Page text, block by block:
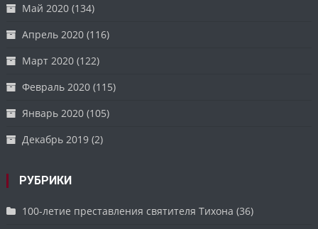
Май 2020 (134)
Апрель 2020 (116)
Март 2020 (122)
Февраль 2020 (115)
Январь 2020 (105)
Декабрь 2019 (2)
РУБРИКИ
100-летие преставления святителя Тихона (36)